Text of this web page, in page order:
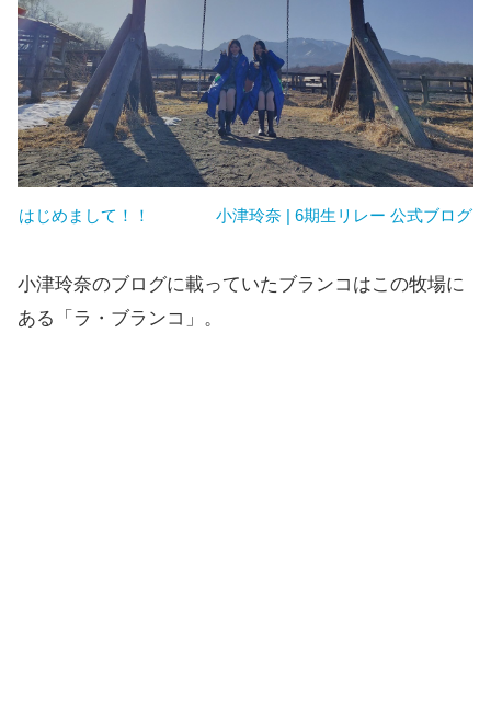
はじめまして！！ 小津玲奈 | 6期生リレー 公式ブログ
小津玲奈のブログに載っていたブランコはこの牧場に
ある「ラ・ブランコ」。